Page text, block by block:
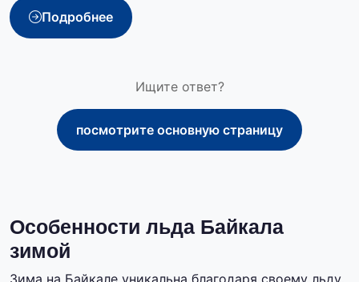
Подробнее
Ищите ответ?
посмотрите основную страницу
Особенности льда Байкала
зимой